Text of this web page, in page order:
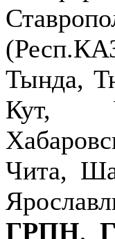
Тында,
Кут,
Чита,
ГРПН,